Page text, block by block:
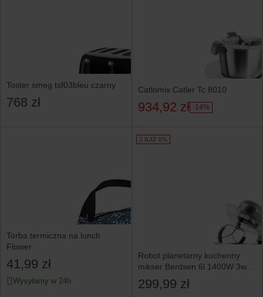
Toster smeg tsf03bleu czarny
768 zł
Catlomix Catler Tc 8010
934,92 zł -14%
Torba termiczna na lunch
Flower
41,99 zł
Wysyłamy w 24h
5 RAT 0%
Robot planetarny kuchenny
mikser Berdsen 6l 1400W 3w1
srebrno-złoty 375602
299,99 zł